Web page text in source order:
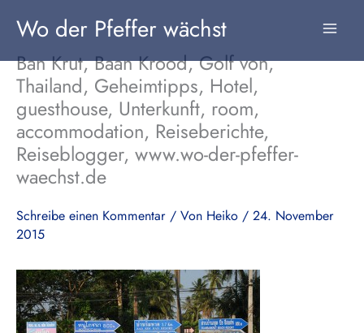
InhaltWo der Pfeffer wächst
Ban Krut, Baan Krood, Golf von,
Thailand, Geheimtipps, Hotel,
guesthouse, Unterkunft, room,
accommodation, Reiseberichte,
Reiseblogger, www.wo-der-pfeffer-
waechst.de
Schreibe einen Kommentar / Von Heiko / 24. November
2015